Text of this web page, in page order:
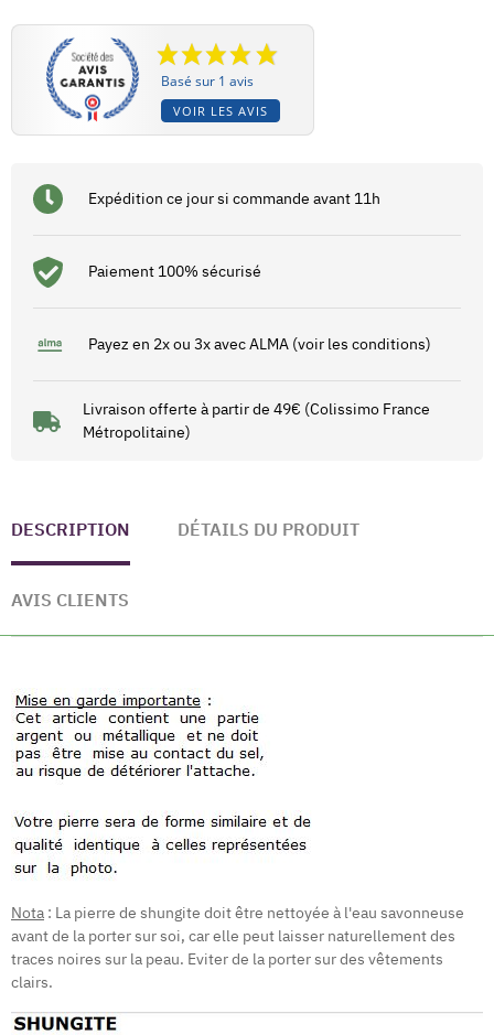
Basé sur 1 avis
VOIR LES AVIS
Expédition ce jour si commande avant 11h
Paiement 100% sécurisé
Payez en 2x ou 3x avec ALMA (voir les conditions)
Livraison offerte à partir de 49€ (Colissimo France
Métropolitaine)
DESCRIPTION DÉTAILS DU PRODUIT
AVIS CLIENTS
Nota : La pierre de shungite doit être nettoyée à l'eau savonneuse
avant de la porter sur soi, car elle peut laisser naturellement des
traces noires sur la peau. Eviter de la porter sur des vêtements
clairs.